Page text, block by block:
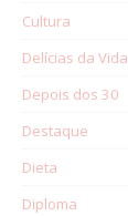
Cultura
Delícias da Vida
Depois dos 30
Destaque
Dieta
Diploma